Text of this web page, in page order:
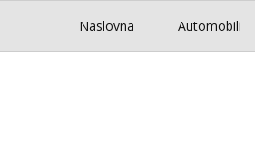
Naslovna Automobili